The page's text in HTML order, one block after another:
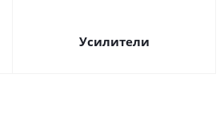
Усилители